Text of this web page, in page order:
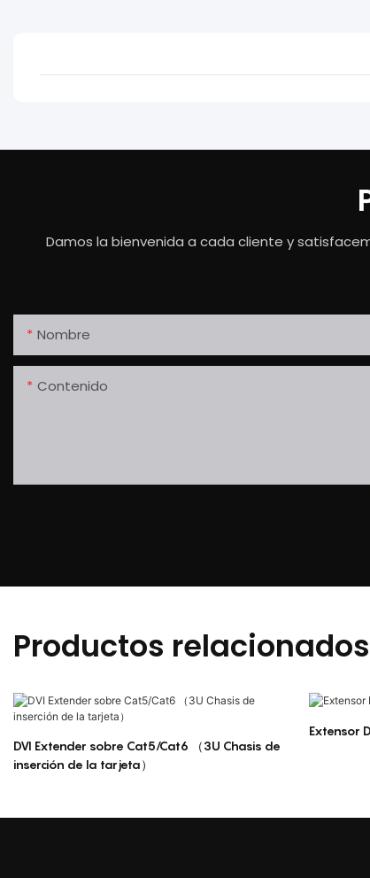
Damos la bienvenida a cada cliente y
Nombre
Contenido
Productos relacionados
DVI Extender sobre Cat5/Cat6 （3U Chasis de
inserción de la tarjeta）
Extensor